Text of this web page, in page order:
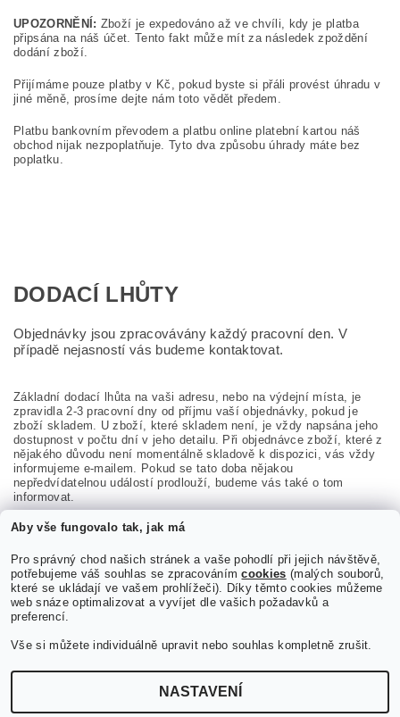
UPOZORNĚNÍ: Zboží je expedováno až ve chvíli, kdy je platba
připsána na náš účet. Tento fakt může mít za následek zpoždění
dodání zboží.
Přijímáme pouze platby v Kč, pokud byste si přáli provést úhradu v
jiné měně, prosíme dejte nám toto vědět předem.
Platbu bankovním převodem a platbu online platební kartou náš
obchod nijak nezpoplatňuje. Tyto dva způsobu úhrady máte bez
poplatku.
DODACÍ LHŮTY
Objednávky jsou zpracovávány každý pracovní den. V
případě nejasností vás budeme kontaktovat.
Základní dodací lhůta na vaši adresu, nebo na výdejní místa, je
zpravidla 2-3 pracovní dny od příjmu vaší objednávky, pokud je
zboží skladem. U zboží, které skladem není, je vždy napsána jeho
dostupnost v počtu dní v jeho detailu. Při objednávce zboží, které z
nějakého důvodu není momentálně skladově k dispozici, vás vždy
informujeme e-mailem. Pokud se tato doba nějakou
nepředvídatelnou událostí prodlouží, budeme vás také o tom
informovat.
Těšíme se na Vaše objednávky a věřte nám, že děláme maximum
dostalo k vám v co nejkratší dobu.
Aby vše fungovalo tak, jak má
Pro správný chod našich stránek a vaše pohodlí při jejich návštěvě,
potřebujeme váš souhlas se zpracovánímcookies (malých souborů,
které se ukládají ve vašem prohlížeči). Díky těmto cookies můžeme
web snáze optimalizovat a vyvíjet dle vašich požadavků a
preferencí.
Vše si můžete individuálně upravit nebo souhlas kompletně zrušit.
NASTAVENÍ